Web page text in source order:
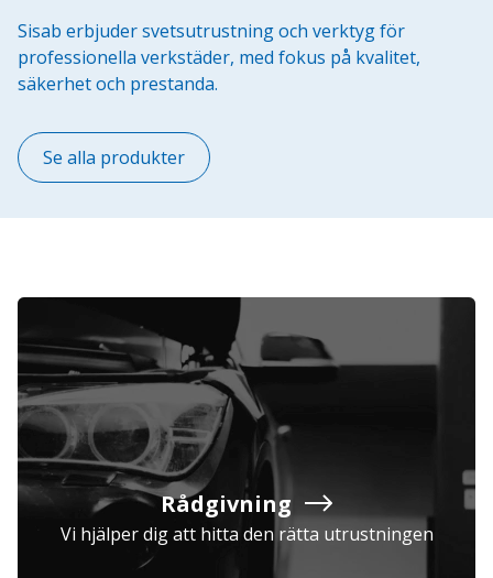
Sisab erbjuder svetsutrustning och verktyg för
professionella verkstäder, med fokus på kvalitet,
säkerhet och prestanda.
Se alla produkter
Rådgivning
Vi hjälper dig att hitta den rätta utrustningen